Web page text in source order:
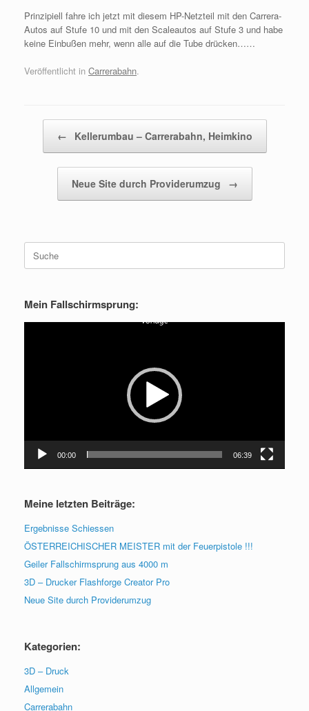
Prinzipiell fahre ich jetzt mit diesem HP-Netzteil mit den Carrera-
Autos auf Stufe 10 und mit den Scaleautos auf Stufe 3 und habe
keine Einbußen mehr, wenn alle auf die Tube drücken……
Veröffentlicht in Carrerabahn.
← Kellerumbau – Carrerabahn, Heimkino
Neue Site durch Providerumzug →
nach:
Mein Fallschirmsprung:
00:00 06:39
Meine letzten Beiträge:
Ergebnisse Schiessen
ÖSTERREICHISCHER MEISTER mit der Feuerpistole !!!
Geiler Fallschirmsprung aus 4000 m
3D – Drucker Flashforge Creator Pro
Neue Site durch Providerumzug
Kategorien:
3D – Druck
Allgemein
Carrerabahn